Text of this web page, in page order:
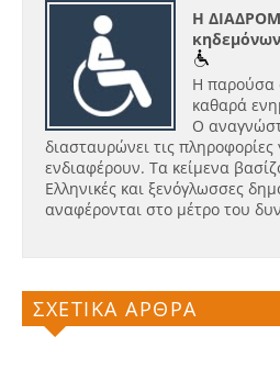
Η
Η παρούσα
καθαρά
Ο
διασταυρώνει τις
ενδιαφέρουν. Τα κείμενα
Ελληνικές και ξενόγλωσσες
αναφέρονται στο μέτρο του
ΣΧΕΤΙΚΑ ΑΡΘΡΑ